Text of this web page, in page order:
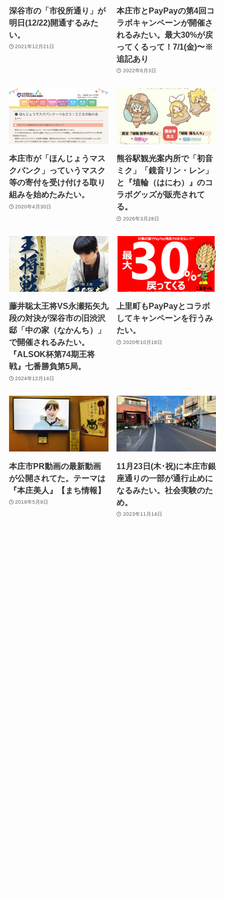
深谷市の「市役所通り」が
明日(12/22)開通するみた
い。
2021年12月21日
本庄市とPayPayの第4回コ
ラボキャンペーンが開催さ
れるみたい。最大30%が戻
ってくるって！7/1(金)〜※
追記あり
2022年6月3日
本庄市が「ほんじょうマス
クバンク」っていうマスク
等の寄付を受け付ける取り
組みを始めたみたい。
2020年4月30日
熊谷駅観光案内所で「初音
ミク」「鏡音リン・レン」
と『埴輪（はにわ）』のコ
ラボグッズが販売されて
る。
2026年3月28日
藤井聡太王将VS永瀬拓矢九
段の対決が深谷市の旧渋沢
邸「中の家（なかんち）」
で開催されるみたい。
『ALSOK杯第74期王将
戦』七番勝負第5局。
2024年12月14日
上里町もPayPayとコラボ
してキャンペーンを行うみ
たい。
2020年10月18日
本庄市PR動画の最新動画
が公開されてた。テーマは
『本庄美人』【まち情報】
2018年5月9日
11月23日(木･祝)に本庄市銀
座通りの一部が通行止めに
なるみたい。社会実験のた
め。
2023年11月14日